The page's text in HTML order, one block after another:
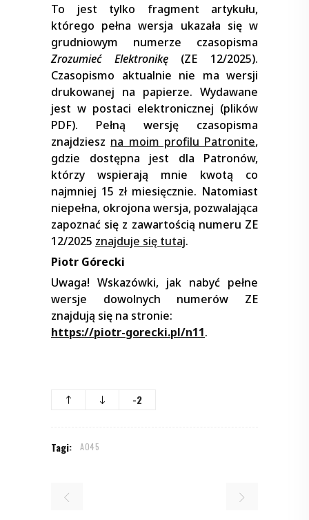
To jest tylko fragment artykułu,
którego pełna wersja ukazała się w
grudniowym numerze czasopisma
Zrozumieć Elektronikę(ZE 12/2025).
Czasopismo aktualnie nie ma wersji
drukowanej na papierze. Wydawane
jest w postaci elektronicznej (plików
PDF). Pełną wersję czasopisma
znajdziesz na moim profilu Patronite,
gdzie dostępna jest dla Patronów,
którzy wspierają mnie kwotą co
najmniej 15 zł miesięcznie. Natomiast
niepełna, okrojona wersja, pozwalająca
zapoznać się z zawartością numeru ZE
12/2025 znajduje się tutaj.
Piotr Górecki
Uwaga! Wskazówki, jak nabyć pełne
wersje dowolnych numerów ZE
znajdują się na stronie:
https://piotr-gorecki.pl/n11.
-2
Tagi: A045